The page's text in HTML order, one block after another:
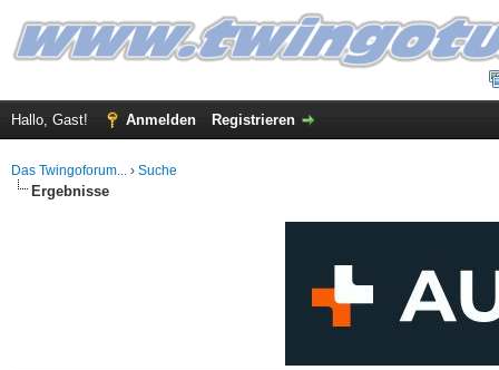
Hallo, Gast! Anmelden Registrieren
Das Twingoforum... › Suche
Ergebnisse